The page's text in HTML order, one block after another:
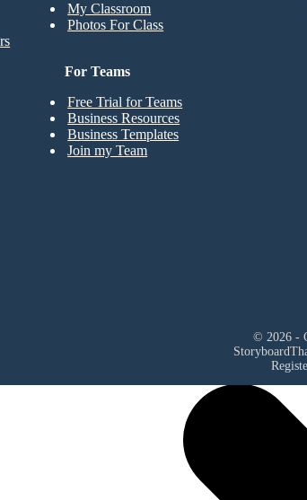
My Classroom
Photos For Class
For Teams
Free Trial for Teams
Business Resources
Business Templates
Join my Team
© 2026 -